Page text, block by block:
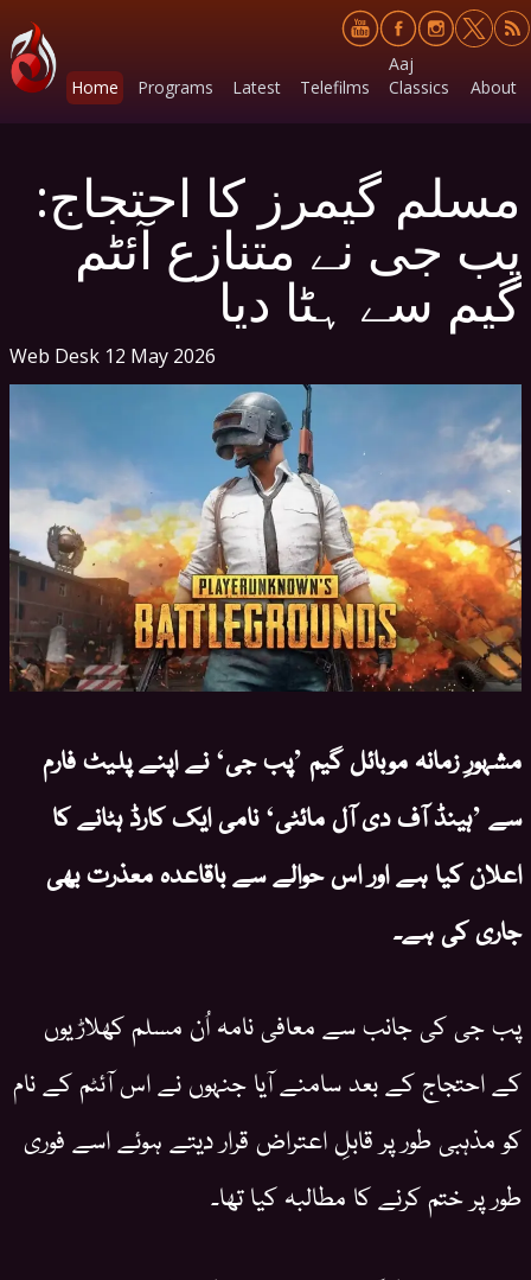
Home Programs Latest Telefilms
Aaj
Classics
About
مسلم گیمرز کا احتجاج:
پب جی نے متنازع آئٹم
گیم سے ہٹا دیا
Web Desk 12 May 2026
مشہورِ زمانہ موبائل گیم ’پب جی‘ نے اپنے پلیٹ فارم
سے ’ہینڈ آف دی آل مائٹی‘ نامی ایک کارڈ ہٹانے کا
اعلان کیا ہے اور اس حوالے سے باقاعدہ معذرت بھی
جاری کی ہے۔
پب جی کی جانب سے معافی نامہ اُن مسلم کھلاڑیوں
کے احتجاج کے بعد سامنے آیا جنہوں نے اس آئٹم کے نام
کو مذہبی طور پر قابلِ اعتراض قرار دیتے ہوئے اسے فوری
طور پر ختم کرنے کا مطالبہ کیا تھا۔